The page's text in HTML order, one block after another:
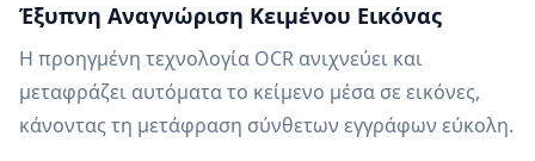
Έξυπνη Αναγνώριση Κειμένου Εικόνας
Η προηγμένη τεχνολογία OCR ανιχνεύει και
μεταφράζει αυτόματα το κείμενο μέσα σε εικόνες,
κάνοντας τη μετάφραση σύνθετων εγγράφων εύκολη.